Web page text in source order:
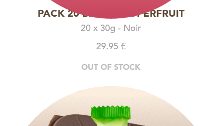
PACK 20 BARRES SUPERFRUIT
20 x 30g - Noir
29.95 €
OUT OF STOCK